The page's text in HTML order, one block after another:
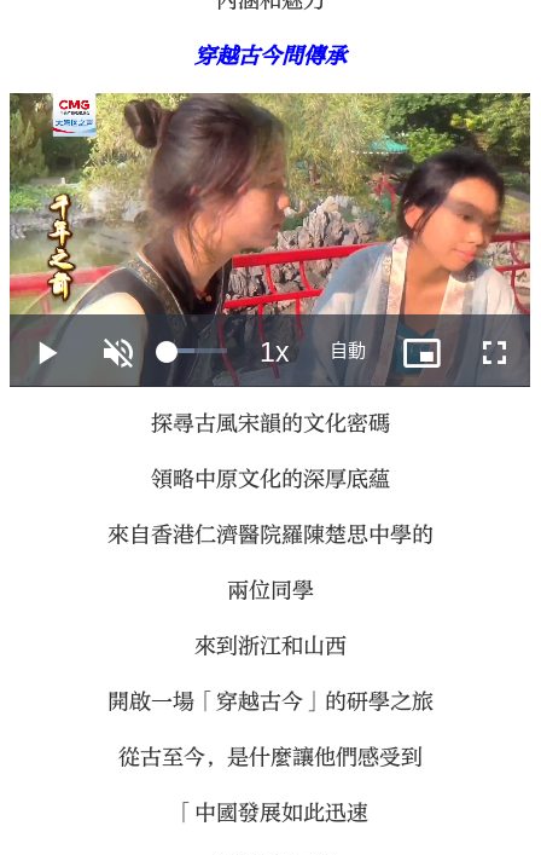
穿越古今問傳承
探尋古風宋韻的文化密碼
領略中原文化的深厚底蘊
來自香港仁濟醫院羅陳楚思中學的
兩位同學
來到浙江和山西
開啟一場「穿越古今」的研學之旅
從古至今，是什麼讓他們感受到
「中國發展如此迅速